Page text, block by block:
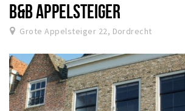
B&B APPELSTEIGER
Grote Appelsteiger 22, Dordrecht